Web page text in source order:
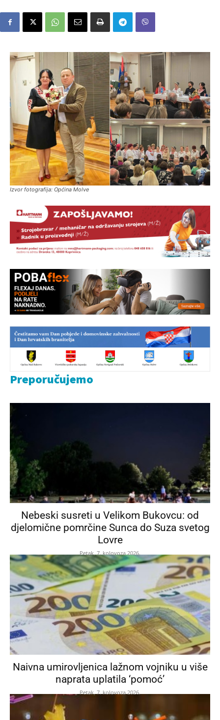
Izvor fotografija: Općina Molve
Preporučujemo
Nebeski susreti u Velikom Bukovcu: od
djelomične pomrčine Sunca do Suza svetog
Lovre
Petak, 7. kolovoza 2026.
Naivna umirovljenica lažnom vojniku u više
naprata uplatila ‘pomoć’
Petak, 7. kolovoza 2026.